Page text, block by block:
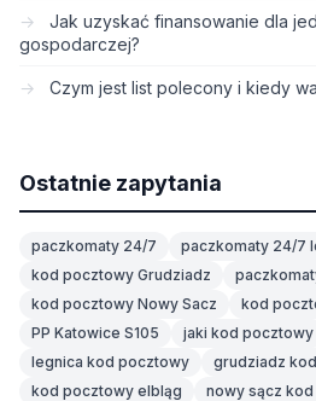
Jak uzyskać finansowanie dla
gospodarczej?
Czym jest list polecony i kiedy
Ostatnie zapytania
paczkomaty 24/7
paczkomaty 24/7
kod pocztowy Grudziadz
kod pocztowy Nowy Sacz
kod
PP Katowice S105
jaki kod pocztowy
legnica kod pocztowy
grudziadz
kod pocztowy elbląg
nowy sącz